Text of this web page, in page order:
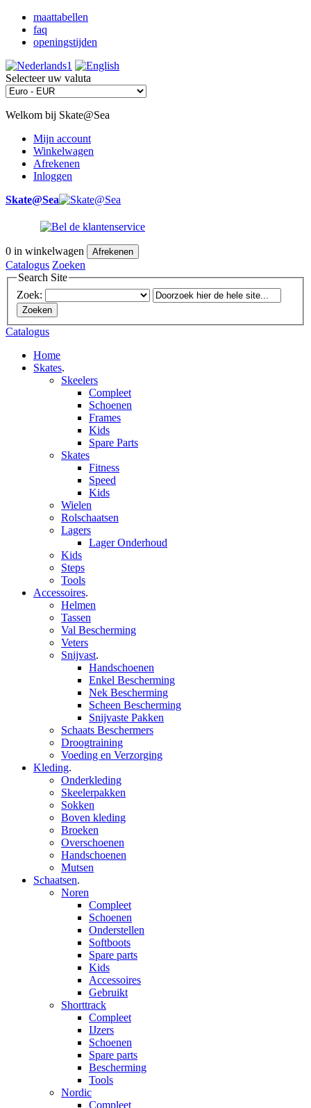
maattabellen
faq
openingstijden
Selecteer uw valuta
Welkom bij Skate@Sea
Mijn account
Winkelwagen
Afrekenen
Inloggen
Skate@Sea
0 in winkelwagen Afrekenen
Catalogus Zoeken
Search Site
Zoek:
Zoeken
Catalogus
Home
Skates.
Skeelers
Compleet
Schoenen
Frames
Kids
Spare Parts
Skates
Fitness
Speed
Kids
Wielen
Rolschaatsen
Lagers
Lager Onderhoud
Kids
Steps
Tools
Accessoires.
Helmen
Tassen
Val Bescherming
Veters
Snijvast.
Handschoenen
Enkel Bescherming
Nek Bescherming
Scheen Bescherming
Snijvaste Pakken
Schaats Beschermers
Droogtraining
Voeding en Verzorging
Kleding.
Onderkleding
Skeelerpakken
Sokken
Boven kleding
Broeken
Overschoenen
Handschoenen
Mutsen
Schaatsen.
Noren
Compleet
Schoenen
Onderstellen
Softboots
Spare parts
Kids
Accessoires
Gebruikt
Shorttrack
Compleet
IJzers
Schoenen
Spare parts
Bescherming
Tools
Nordic
Compleet